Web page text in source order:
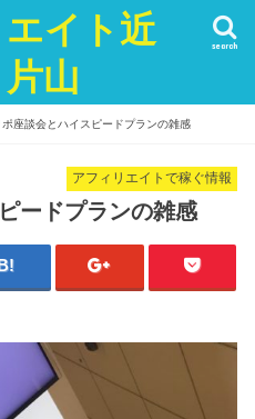
イト近
山
search
ポ座談会とハイスピードプランの雑感
アフィリエイトで稼ぐ情報
ードプランの雑感